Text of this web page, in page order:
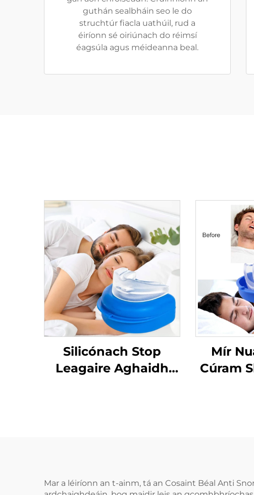
guthán sealbháin seo le do
struchtúr fiacla uathúil, rud a
éiríonn sé oiriúnach do réimsí
éagsúla agus méideanna beal.
Silicónach Stop
Leagaire Aghaidh
Mír
Cúram
Mar a léiríonn an t-ainm, tá an Cosaint Béal Anti